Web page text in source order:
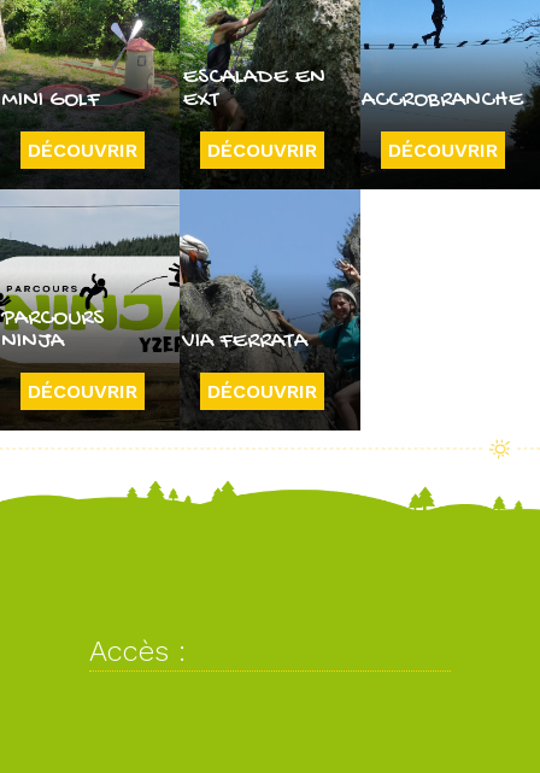
MINI GOLF
DÉCOUVRIR
ESCALADE EN
EXT
DÉCOUVRIR
ACCROBRANCHE
DÉCOUVRIR
PARCOURS
NINJA
DÉCOUVRIR
VIA FERRATA
DÉCOUVRIR
Accès :